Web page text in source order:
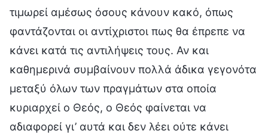
τιμωρεί αμέσως όσους κάνουν κακό, όπως
φαντάζονται οι αντίχριστοι πως θα έπρεπε να
κάνει κατά τις αντιλήψεις τους. Αν και
καθημερινά συμβαίνουν πολλά άδικα γεγονότα
μεταξύ όλων των πραγμάτων στα οποία
κυριαρχεί ο Θεός, ο Θεός φαίνεται να
αδιαφορεί γι’ αυτά και δεν λέει ούτε κάνει